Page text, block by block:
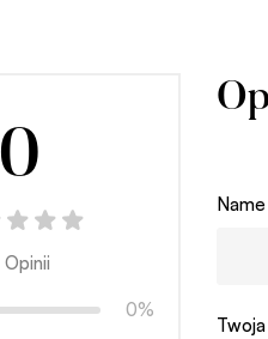
0
0%
Name